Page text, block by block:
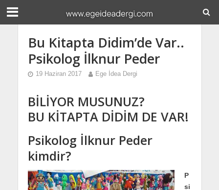
Bu Kitapta Didim’de Var..
Psikolog İlknur Peder
19 Haziran 2017 Ege İdea Dergi
BİLİYOR MUSUNUZ?
BU KİTAPTA DİDİM DE VAR!
Psikolog İlknur Peder
kimdir?
P
si